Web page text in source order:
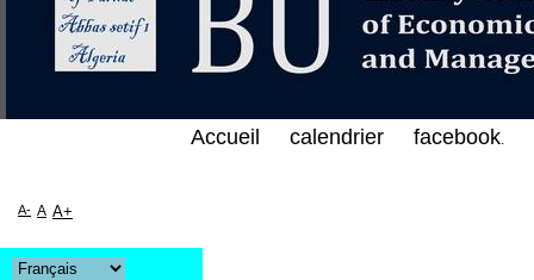
Accueil calendrier facebook.
A- A A+